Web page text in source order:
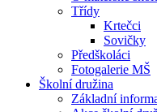
Třídy
Krtečci
Sovičky
Předškoláci
Fotogalerie MŠ
Školní družina
Základní